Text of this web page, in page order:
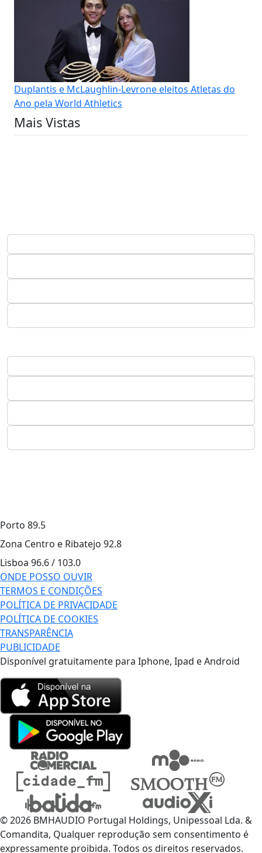
Duplantis e McLaughlin-Levrone eleitos Atletas do
Ano pela World Athletics
Mais Vistas
Porto 89.5
Zona Centro e Ribatejo 92.8
Lisboa 96.6 / 103.0
ONDE POSSO OUVIR
TERMOS E CONDIÇÕES
POLÍTICA DE PRIVACIDADE
POLÍTICA DE COOKIES
TRANSPARÊNCIA
PUBLICIDADE
Disponível gratuitamente para Iphone, Ipad e Android
© 2026 BMHAUDIO Portugal Holdings, Unipessoal Lda. &
Comandita, Qualquer reprodução sem consentimento é
expressamente proibida. Todos os direitos reservados.